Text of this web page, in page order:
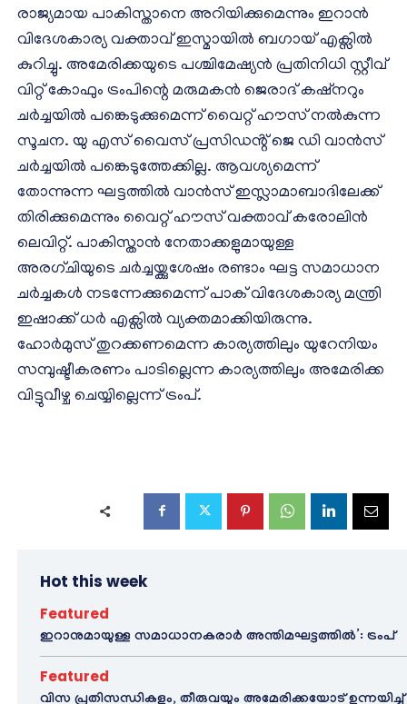
രാജ്യമായ പാകിസ്താനെ അറിയിക്കുമെന്നും ഇറാൻ
വിദേശകാര്യ വക്താവ് ഇസ്മായിൽ ബഗായ് എക്സിൽ
കുറിച്ചു. അമേരിക്കയുടെ പശ്ചിമേഷ്യൻ പ്രതിനിധി സ്റ്റീവ്
വിറ്റ് കോഫും ട്രംപിന്റെ മരുമകൻ ജെരാദ് കഷ്നറും
ചർച്ചയിൽ പങ്കെടുക്കുമെന്ന് വൈറ്റ് ഹൗസ് നൽകുന്ന
സൂചന. യു എസ് വൈസ് പ്രസിഡൻ്റ് ജെ ഡി വാൻസ്
ചർച്ചയിൽ പങ്കെടുത്തേക്കില്ല. ആവശ്യമെന്ന്
തോന്നുന്ന ഘട്ടത്തിൽ വാൻസ് ഇസ്ലാമാബാദിലേക്ക്
തിരിക്കുമെന്നും വൈറ്റ് ഹൗസ് വക്താവ് കരോലിൻ
ലെവിറ്റ്. പാകിസ്താൻ നേതാക്കളുമായുള്ള
അരഗ്ചിയുടെ ചർച്ചയ്ക്കുശേഷം രണ്ടാം ഘട്ട സമാധാന
ചർച്ചകൾ നടന്നേക്കുമെന്ന് പാക് വിദേശകാര്യ മന്ത്രി
ഇഷാക്ക് ധർ എക്സിൽ വ്യക്തമാക്കിയിരുന്നു.
ഹോർമുസ് തുറക്കണമെന്ന കാര്യത്തിലും യുറേനിയം
സമ്പുഷ്ടീകരണം പാടില്ലെന്ന കാര്യത്തിലും അമേരിക്ക
വിട്ടുവീഴ്ച ചെയ്യില്ലെന്ന് ട്രംപ്.
Hot this week
Featured
ഇറാനുമായുള്ള സമാധാനകരാർ അന്തിമഘട്ടത്തിൽ‌’: ട്രംപ്
Featured
വിസ പ്രതിസന്ധികളും, തീരുവയും അമേരിക്കയോട് ഉന്നയിച്ച്